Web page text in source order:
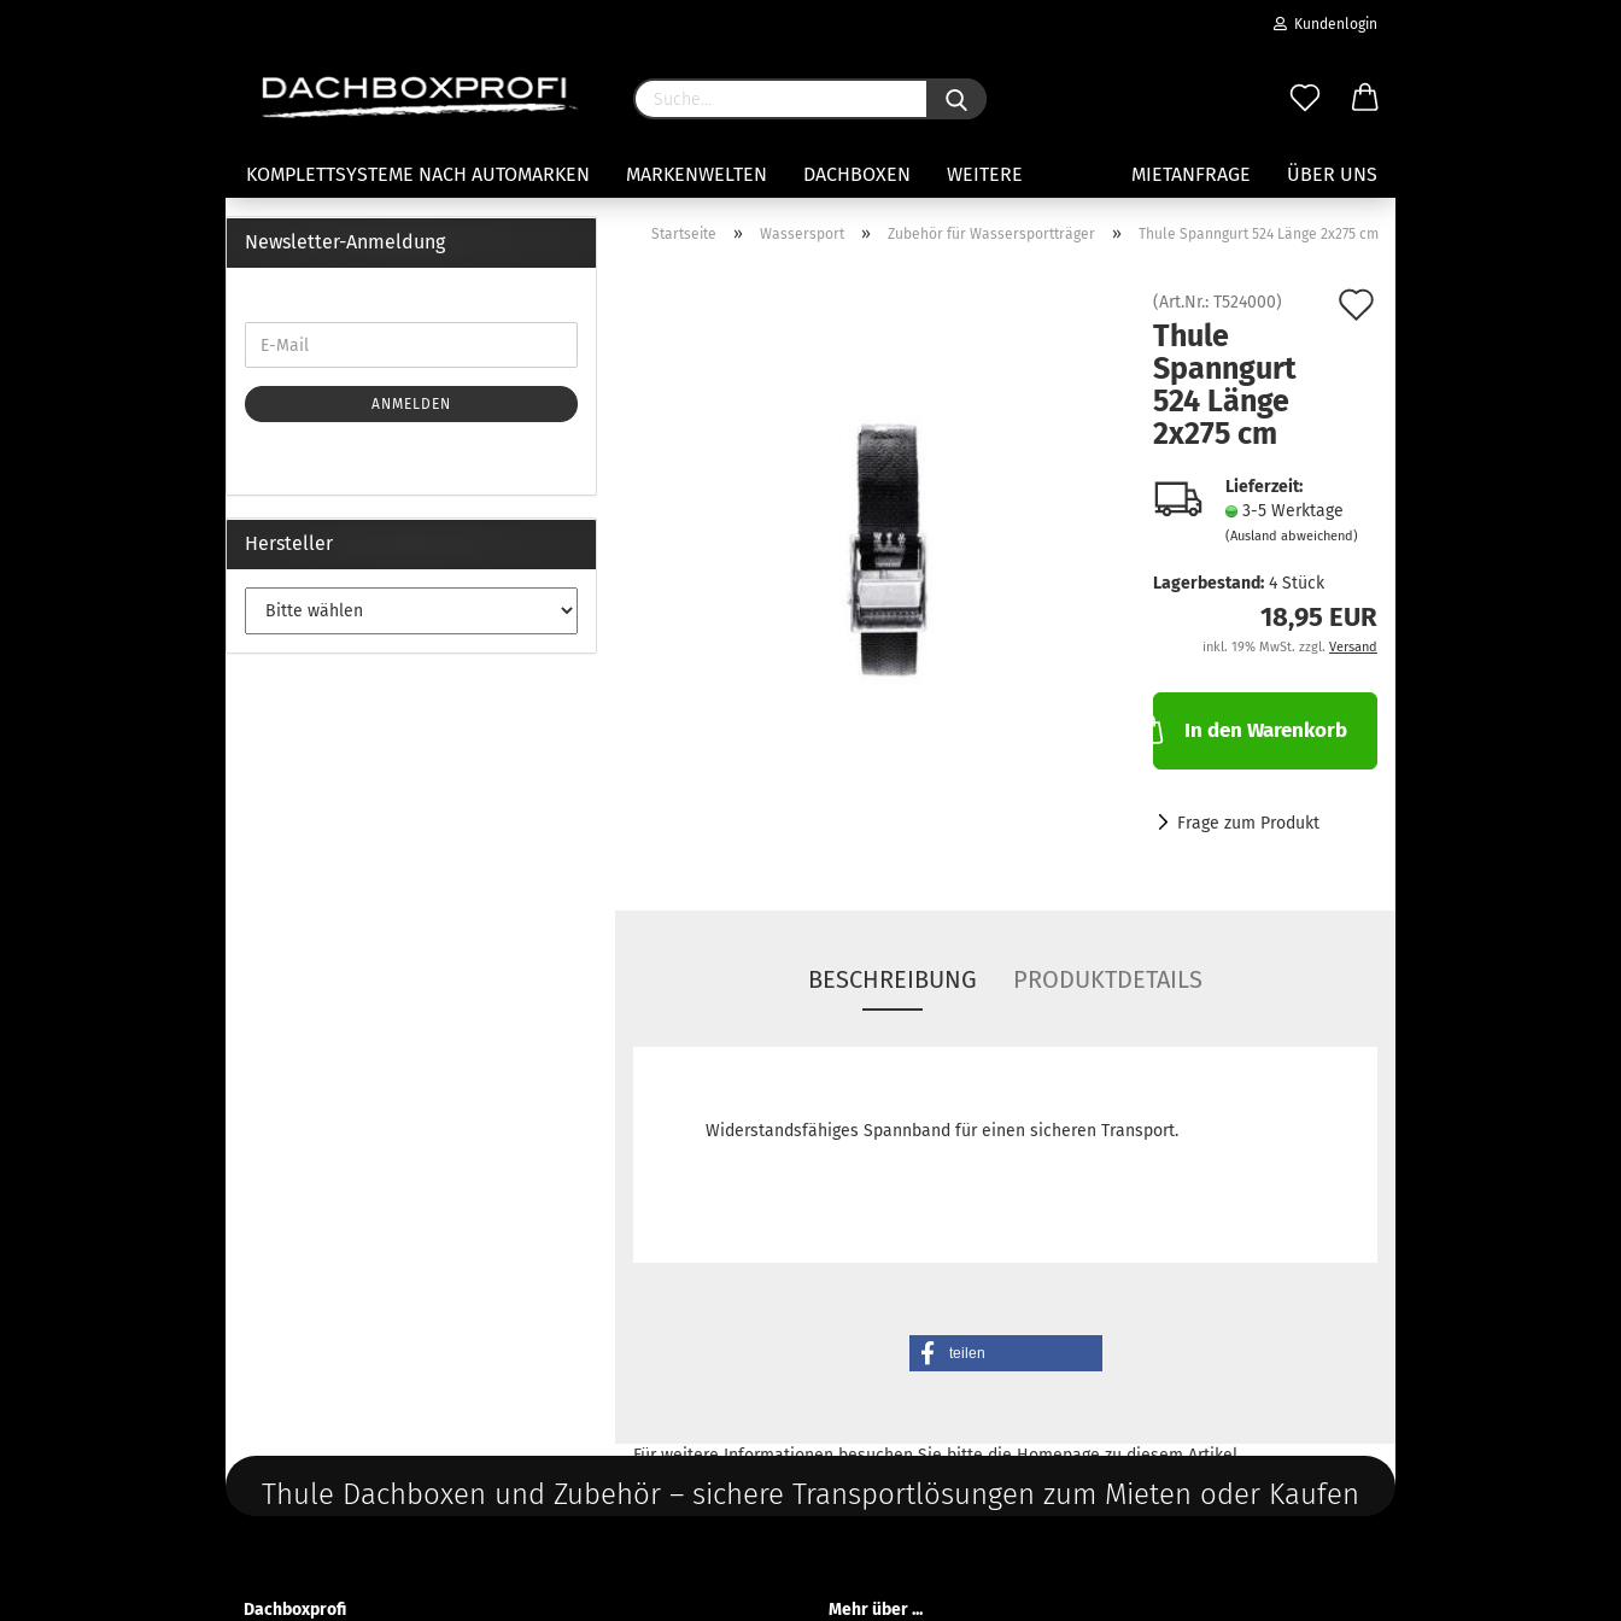
Kundenlogin
Passwort vergessen?
KOMPLETTSYSTEME NACH AUTOMARKEN MARKENWELTEN DACHBOXEN MIETANFRAGE ÜBER UNS
WEITERE
Heckklappenfahrradträger
Anhängekupplungsträger
E-Bike Fahrradträger
Universaltträger Reling
Thule Montagekits 50.. für 7105
Fußsatz Fahrzeuge mit
integrierter Reling
Thule Montagekits 60.. für 7106
Paddleboard Traeger
Kajak und Kanuträger
Träger für Surfbretter
Zubehör für Wassersportträger
Startseite » Wassersport » Zubehör für Wassersportträger » Thule Spanngurt 524 Länge 2x275 cm
(Art.Nr.:T524000)
Thule
Spanngurt
524 Länge
2x275 cm
Lieferzeit:
3-5 Werktage
(Ausland abweichend)
Lagerbestand: 4Stück
18,95 EUR
inkl. 19% MwSt. zzgl. Versand
In den Warenkorb
Frage zum Produkt
BESCHREIBUNG PRODUKTDETAILS
Widerstandsfähiges Spannband für einen sicheren Transport.
teilen
Für weitere Informationen besuchen Sie bitte dieHomepagezu diesem Artikel.
Newsletter-Anmeldung
ANMELDEN
Hersteller
Thule Dachboxen und Zubehör – sichere Transportlösungen zum Mieten oder Kaufen
Dachboxprofi
Mehr über ...